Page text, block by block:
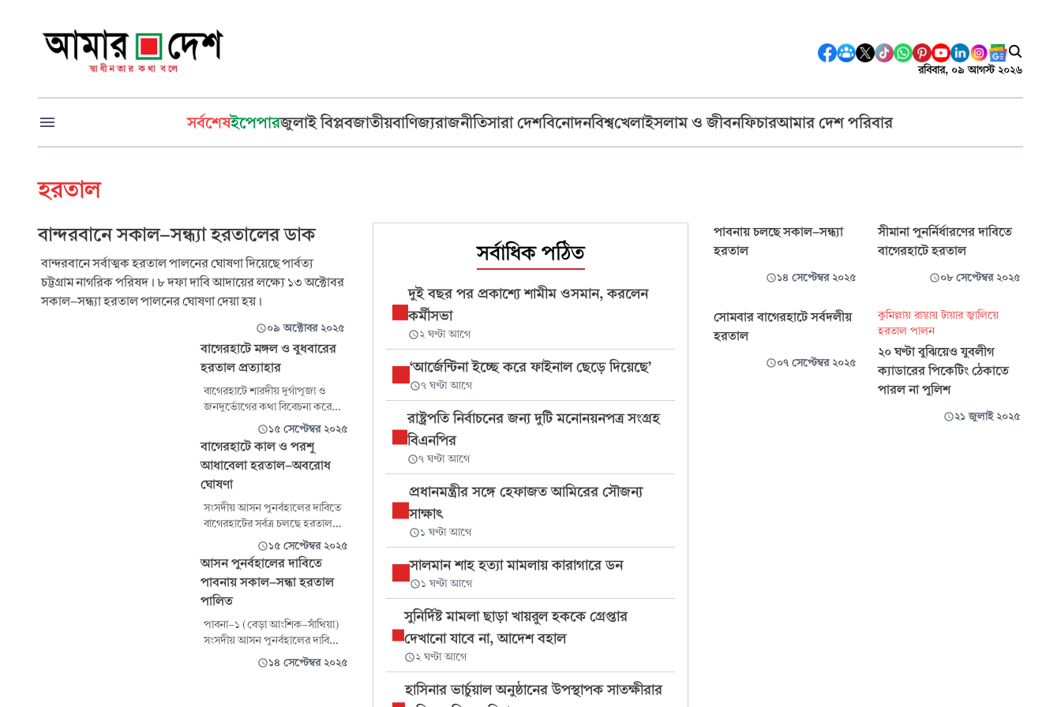
রবিবার, ০৯ আগস্ট ২০২৬
সর্বশেষইপেপারজুলাই বিপ্লবজাতীয়বাণিজ্যরাজনীতিসারা দেশবিনোদনবিশ্বখেলাইসলাম ও জীবনফিচারআমার দেশ পরিবার
হরতাল
বান্দরবানে সকাল-সন্ধ্যা হরতালের ডাক
বান্দরবানে সর্বাত্মক হরতাল পালনের ঘোষণা দিয়েছে পার্বত্য
চট্টগ্রাম নাগরিক পরিষদ। ৮ দফা দাবি আদায়ের লক্ষ্যে ১৩ অক্টোবর
সকাল-সন্ধ্যা হরতাল পালনের ঘোষণা দেয়া হয়।
০৯ অক্টোবর ২০২৫
বাগেরহাটে মঙ্গল ও বুধবারের
হরতাল প্রত্যাহার
বাগেরহাটে শারদীয় দুর্গাপূজা ও
জনদুর্ভোগের কথা বিবেচনা করে
মঙ্গল ও বুধবারের হরতাল প্রত্যাহার
করা হয়েছে। সোমবার বিকেলে
জেলা বিএনপির সাবেক সভাপতি ও
সর্বজনীয় সংগ্রাম কমিটির আহ্বায়ক
এম এ সালাম এ তথ্য জানান।
১৫ সেপ্টেম্বর ২০২৫
বাগেরহাটে কাল ও পরশু
আধাবেলা হরতাল-অবরোধ
ঘোষণা
সংসদীয় আসন পুনর্বহালের দাবিতে
বাগেরহাটের সর্বত্র চলছে হরতাল-
অবরোধ। সোমবার ভোর ৬টা থেকে
শুরু হওয়া এ হরতাল-অবরোধ
চলবে সন্ধ্যা ৬টা পর্যন্ত। সর্বদলীয়
সংগ্রাম কমিটির এ কর্মসূচি চলছে
তৃতীয় দফায়।
১৫ সেপ্টেম্বর ২০২৫
আসন পুনর্বহালের দাবিতে
পাবনায় সকাল-সন্ধা হরতাল
পালিত
পাবনা-১ (বেড়া আংশিক-সাঁথিয়া)
সংসদীয় আসন পুনর্বহালের দাবিতে
বেড়ায় রোববার সকাল সন্ধ্যা হরতাল
পালিত হয়েছে। সর্বদলীয় সংগ্রাম
১৪ সেপ্টেম্বর ২০২৫
সর্বাধিক পঠিত
দুই বছর পর প্রকাশ্যে শামীম ওসমান, করলেন
কর্মীসভা
২ ঘণ্টা আগে
‘আর্জেন্টিনা ইচ্ছে করে ফাইনাল ছেড়ে দিয়েছে’
৭ ঘণ্টা আগে
রাষ্ট্রপতি নির্বাচনের জন্য দুটি মনোনয়নপত্র সংগ্রহ
বিএনপির
৭ ঘণ্টা আগে
প্রধানমন্ত্রীর সঙ্গে হেফাজত আমিরের সৌজন্য
সাক্ষাৎ
১ ঘণ্টা আগে
সালমান শাহ হত্যা মামলায় কারাগারে ডন
১ ঘণ্টা আগে
সুনির্দিষ্ট মামলা ছাড়া খায়রুল হককে গ্রেপ্তার
দেখানো যাবে না, আদেশ বহাল
২ ঘণ্টা আগে
হাসিনার ভার্চুয়াল অনুষ্ঠানের উপস্থাপক সাতক্ষীরার
পাবনায় চলছে সকাল-সন্ধ্যা
হরতাল
১৪ সেপ্টেম্বর ২০২৫
সীমানা পুনর্নির্ধারণের দাবিতে
বাগেরহাটে হরতাল
০৮ সেপ্টেম্বর ২০২৫
সোমবার বাগেরহাটে সর্বদলীয়
হরতাল
০৭ সেপ্টেম্বর ২০২৫
কুমিল্লায় রাস্তায় টায়ার জ্বালিয়ে
হরতাল পালন
২০ ঘণ্টা বুঝিয়েও যুবলীগ
ক্যাডারের পিকেটিং ঠেকাতে
পারল না পুলিশ
২১ জুলাই ২০২৫